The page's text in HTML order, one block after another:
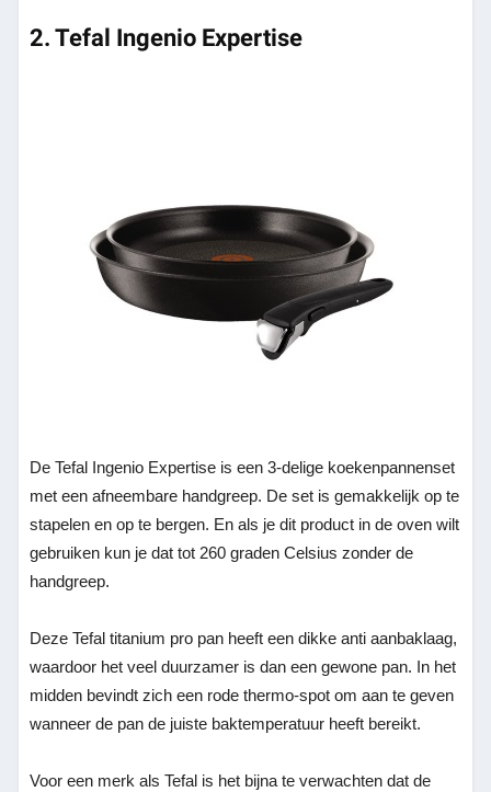
2. Tefal Ingenio Expertise
De Tefal Ingenio Expertise is een 3-delige koekenpannenset
met een afneembare handgreep. De set is gemakkelijk op te
stapelen en op te bergen. En als je dit product in de oven wilt
gebruiken kun je dat tot 260 graden Celsius zonder de
handgreep.
Deze Tefal titanium pro pan heeft een dikke anti aanbaklaag,
waardoor het veel duurzamer is dan een gewone pan. In het
midden bevindt zich een rode thermo-spot om aan te geven
wanneer de pan de juiste baktemperatuur heeft bereikt.
Voor een merk als Tefal is het bijna te verwachten dat de